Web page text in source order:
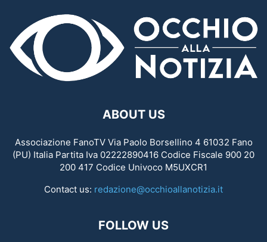
ABOUT US
Associazione FanoTV Via Paolo Borsellino 4 61032 Fano
(PU) Italia Partita Iva 02222890416 Codice Fiscale 900 20
200 417 Codice Univoco M5UXCR1
Contact us: redazione@occhioallanotizia.it
FOLLOW US